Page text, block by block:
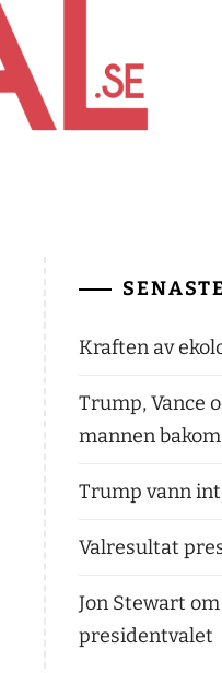
Kraften av
Trump, Vance
mannen
Trump vann
Valresultat
Jon Stewart
presidentvalet